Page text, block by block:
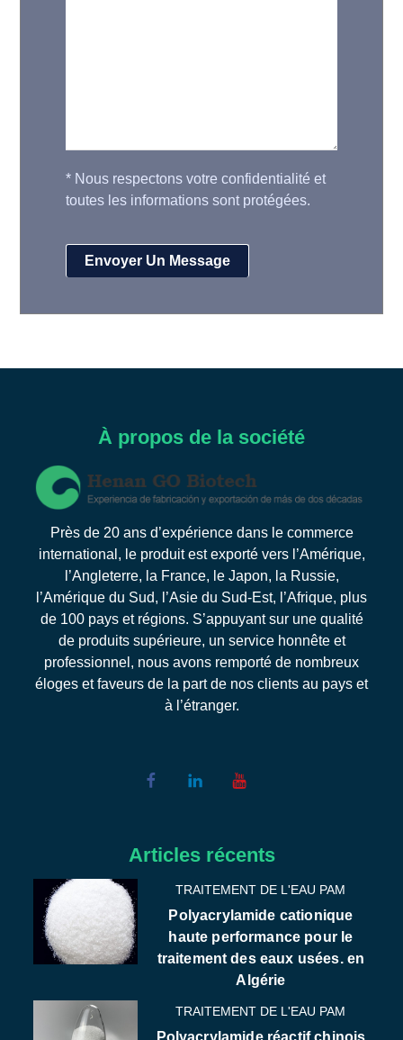
* Nous respectons votre confidentialité et
toutes les informations sont protégées.
À propos de la société
Près de 20 ans d’expérience dans le commerce
international, le produit est exporté vers l’Amérique,
l’Angleterre, la France, le Japon, la Russie,
l’Amérique du Sud, l’Asie du Sud-Est, l’Afrique, plus
de 100 pays et régions. S’appuyant sur une qualité
de produits supérieure, un service honnête et
professionnel, nous avons remporté de nombreux
éloges et faveurs de la part de nos clients au pays et
à l’étranger.
Articles récents
TRAITEMENT DE L'EAU PAM
Polyacrylamide cationique
haute performance pour le
traitement des eaux usées. en
Algérie
TRAITEMENT DE L'EAU PAM